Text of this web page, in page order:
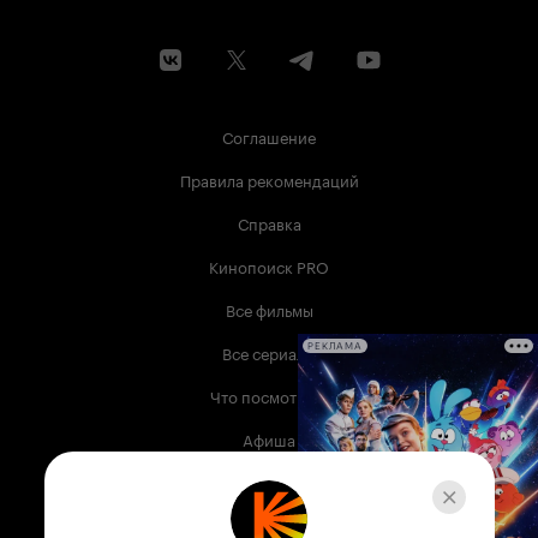
Соглашение
Правила рекомендаций
Справка
Кинопоиск PRO
Все фильмы
Все сериалы
Что посмотреть
Афиша
Музыка
Телепрограмма
РЕКЛАМА